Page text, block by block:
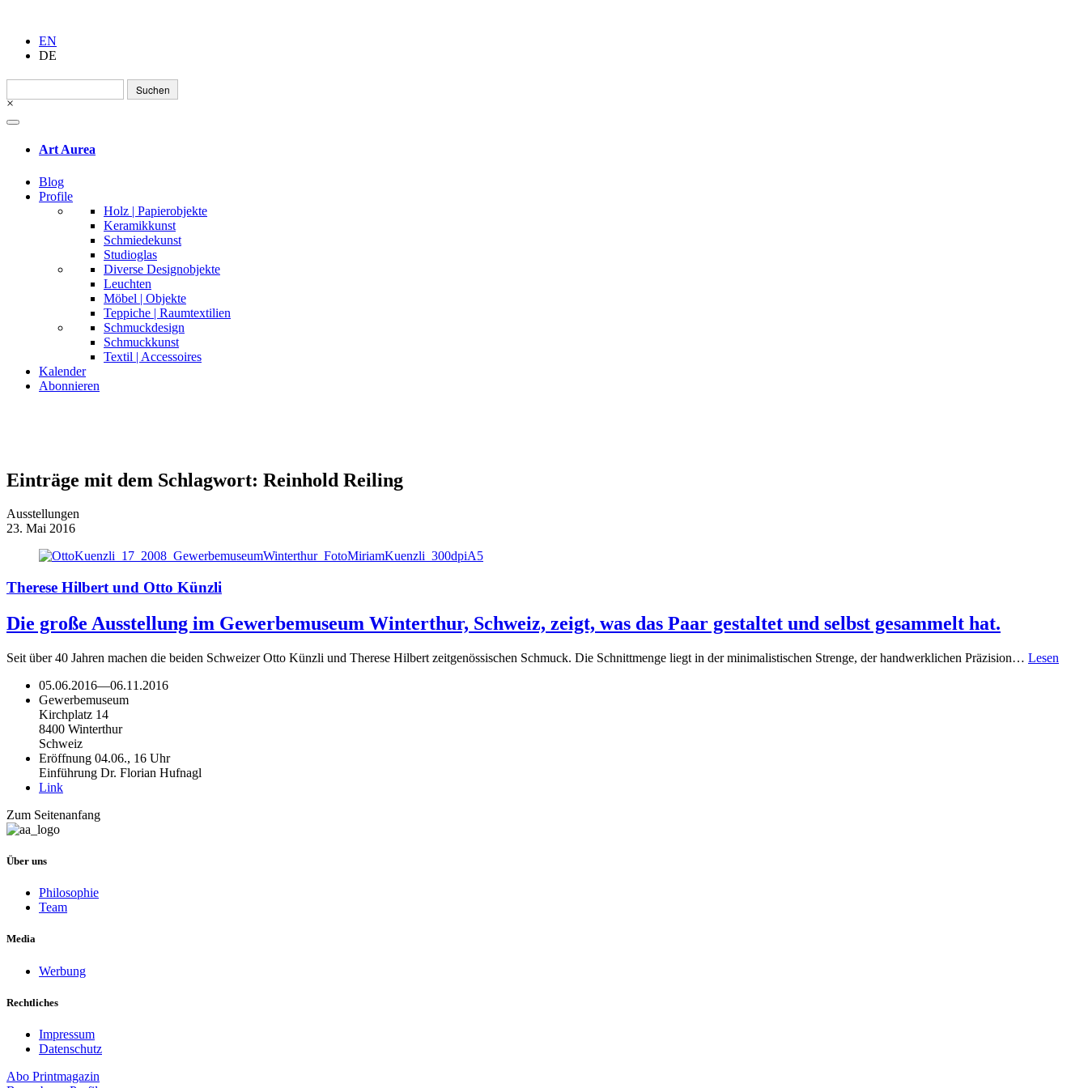
EN
DE
Suchen
nach:
×
Art Aurea
Blog
Profile
Holz | Papierobjekte
Keramikkunst
Schmiedekunst
Studioglas
Diverse Designobjekte
Leuchten
Möbel | Objekte
Teppiche | Raumtextilien
Schmuckdesign
Schmuckkunst
Textil | Accessoires
Kalender
Abonnieren
Einträge mit dem Schlagwort: Reinhold Reiling
Ausstellungen
23. Mai 2016
Therese Hilbert und Otto Künzli
Die große Ausstellung im Gewerbemuseum Winterthur, Schweiz, zeigt, was das Paar gestaltet und selbst gesammelt hat.
Seit über 40 Jahren machen die beiden Schweizer Otto Künzli und Therese Hilbert zeitgenössischen Schmuck. Die Schnittmenge liegt in der minimalistischen Strenge, der handwerklichen Präzision… Lesen
05.06.2016—06.11.2016
Gewerbemuseum
Kirchplatz 14
8400 Winterthur
Schweiz
Eröffnung 04.06., 16 Uhr
Einführung Dr. Florian Hufnagl
Link
Zum Seitenanfang
Über uns
Philosophie
Team
Media
Werbung
Rechtliches
Impressum
Datenschutz
Abo Printmagazin